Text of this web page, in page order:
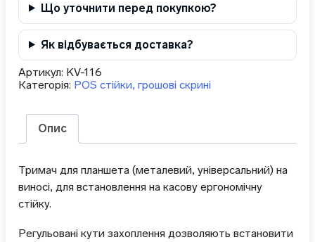
Що уточнити перед покупкою?
Як відбувається доставка?
Артикул: KV-116
Категорія: POS стійки, грошові скрині
Опис
Тримач для планшета (металевий, універсальний) на
виносі, для встановлення на касову ергономічну
стійку.
Регульовані кути захоплення дозволяють встановити